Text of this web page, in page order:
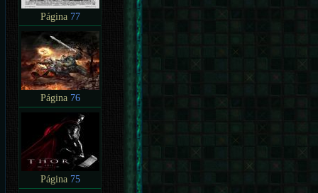
Página 77
Página 76
Página 75